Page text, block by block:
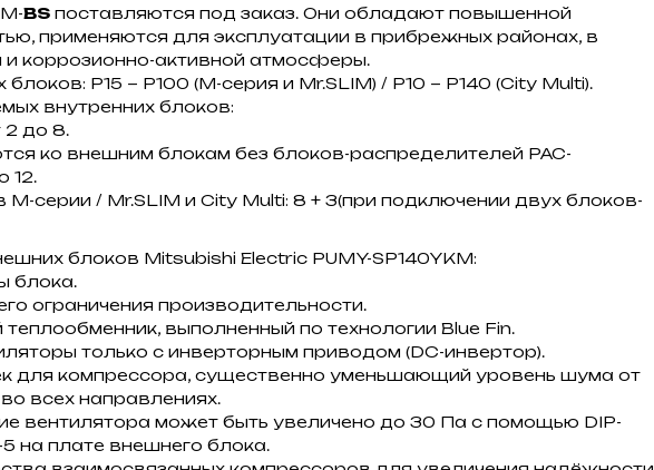
BS поставляются под заказ. Они обладают повышенной
применяются для эксплуатации в прибрежных районах, в
и коррозионно-активной атмосферы.
Р15 ~ Р100 (М-серия и Mr.SLIM) / Р10 ~ Р140 (City Multi).
внутренних блоков:
2 до 8.
ко внешним блокам без блоков-распределителей PAC-
12.
серии / Mr.SLIM и City Multi: 8 + 3(при подключении двух блоков-
блоков Mitsubishi Electric PUMY-SP140YKM:
блока.
ограничения производительности.
выполненный по технологии Blue Fin.
только с инверторным приводом (DC-инвертор).
для компрессора, существенно уменьшающий уровень шума от
всех направлениях.
вентилятора может быть увеличено до 30 Па с помощью DIP-
на плате внешнего блока.